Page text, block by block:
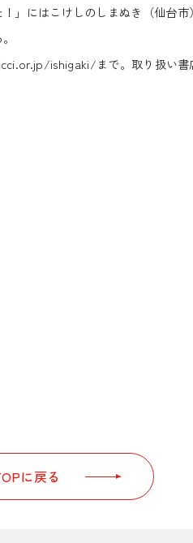
」にはこけしのしまぬき（仙台市
ishigaki/まで。取り扱い書
に戻る